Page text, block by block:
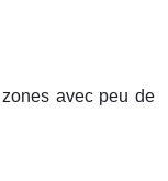
avec peu de